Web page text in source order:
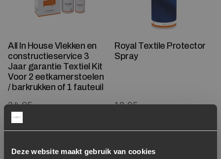
Deze website maakt gebruik van cookies
All In House Vlekken en
constructieservice 3
Jaar garantie Textiel Kit
Voor 2 eetkamerstoelen
/ barkrukken of 1 fauteuil
34,95
Op voorraad
Royal Textile Protector
Spray
12,95